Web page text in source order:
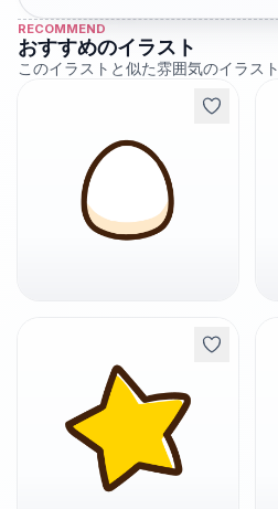
RECOMMEND
おすすめのイラスト
このイラストと似た雰囲気のイラスト